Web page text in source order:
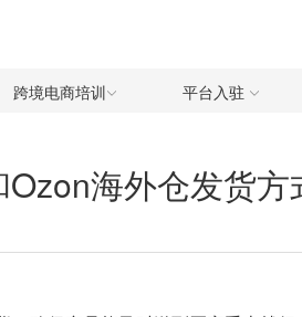
跨境电商培训 平台入驻
海外仓发货方